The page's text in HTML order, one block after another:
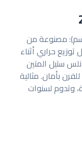
فرن مستديرة من زهران (مقاس 20 سم): مصنوعة من
حراري أثناء
ستيل المتين
بأمان. مثالية
وتدوم لسنوات